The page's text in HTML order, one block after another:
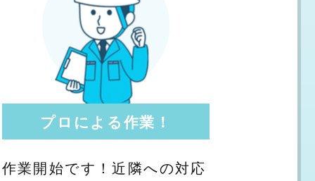
プロによる作業！
作業開始です！近隣への対応